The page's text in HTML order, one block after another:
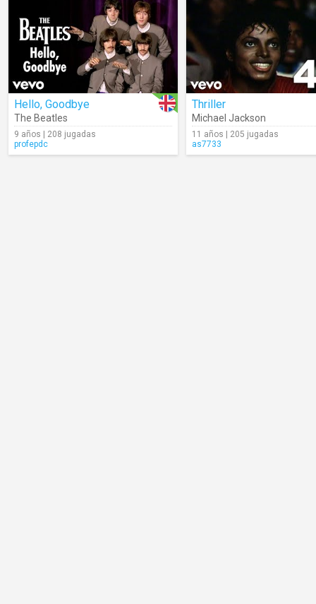
Hello, Goodbye
The Beatles
9 años | 208 jugadas
profepdc
Thriller
Michael Jackson
11 años | 205 jugadas
as7733